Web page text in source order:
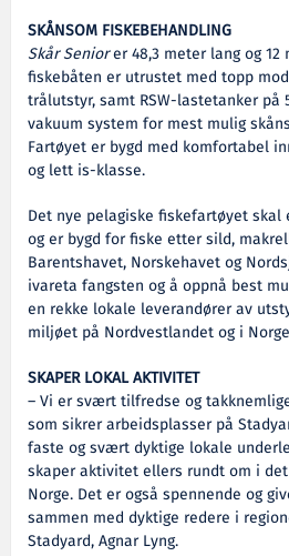
SKÅNSOM FISKEBEHANDLING
Skår Seniorer 48,3 meter lang og 12
fiskebåten er utrustet med topp
trålutstyr, samt RSW-lastetanker på
vakuum system for mest mulig
Fartøyet er bygd med komfortabel
og lett is-klasse.
Det nye pelagiske fiskefartøyet
og er bygd for fiske etter sild,
Barentshavet, Norskehavet og
ivareta fangsten og å oppnå best
en rekke lokale leverandører av
miljøet på Nordvestlandet og i
SKAPER LOKAL AKTIVITET
– Vi er svært tilfredse og
som sikrer arbeidsplasser på
faste og svært dyktige lokale
skaper aktivitet ellers rundt om i
Norge. Det er også spennende og
sammen med dyktige redere i
Stadyard, Agnar Lyng.